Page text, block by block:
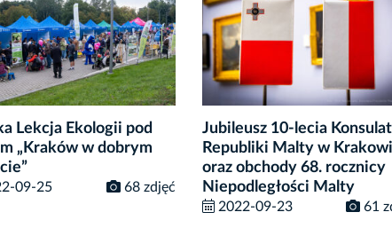
Lekcja Ekologii pod
„Kraków w dobrym
09-25 68 zdjęć
Jubileusz 10-lecia
Republiki Malty w
oraz obchody 68. rocznicy
Niepodległości Malty
2022-09-23 61